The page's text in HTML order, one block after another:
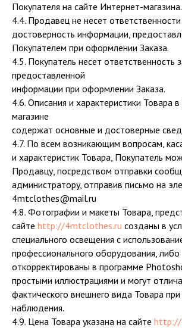
Покупателя на сайте Интернет-магазина.
4.4. Продавец не несет
достоверность информации,
Покупателем при оформлении Заказа.
4.5. Покупатель несет ответственность
предоставленной
информации при оформлении Заказа.
4.6. Описания и характеристики Товара
магазине
содержат основные и достоверные
4.7. По всем возникающим вопросам,
и характеристик Товара, Покупатель
Продавцу, посредством отправки
администраторy, отправив письмо на
4mtclothes@mail.ru
4.8. Фотографии и макеты Товара,
сайте http://4mtclothes.ru созданы в
специального освещения с
профессионального оборудования, либо
откорректированы в программе
простыми иллюстрациями и могут
фактического внешнего вида Товара
наблюдения.
4.9. Цена Товара указана на сайте http://